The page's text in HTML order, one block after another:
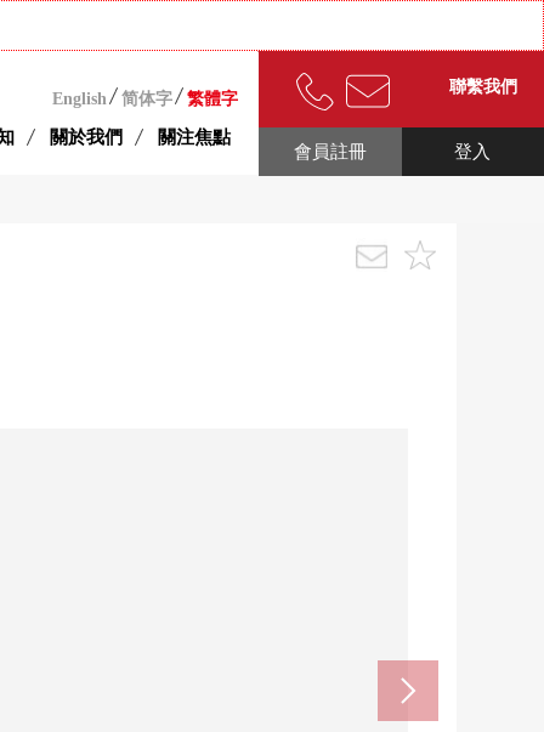
English 简体字 繁體字
關於我們 關注焦點
聯繫我們
登入
會員註冊